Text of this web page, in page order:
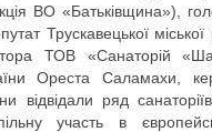
ВО «Батьківщина»),
Трускавецької
ТОВ «Санаторій
Ореста Саламахи,
відвідали ряд
участь в